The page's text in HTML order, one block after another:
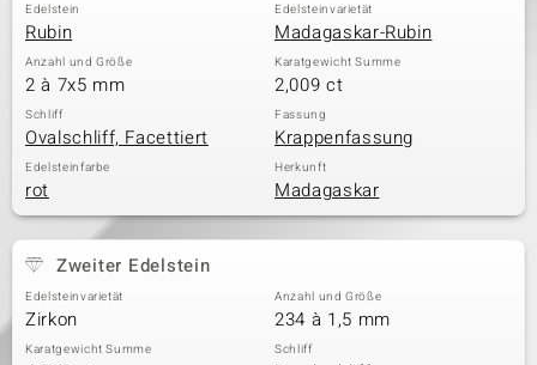
Edelstein
Rubin
Edelsteinvarietät
Madagaskar-Rubin
Anzahl und Größe
2 à 7x5 mm
Karatgewicht Summe
2,009 ct
Schliff
Ovalschliff, Facettiert
Fassung
Krappenfassung
Edelsteinfarbe
rot
Herkunft
Madagaskar
Zweiter Edelstein
Edelsteinvarietät
Zirkon
Anzahl und Größe
234 à 1,5 mm
Karatgewicht Summe Schliff